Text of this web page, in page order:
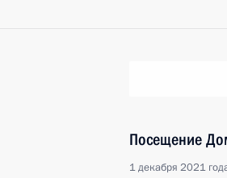
Посещение
1 декабря 2021